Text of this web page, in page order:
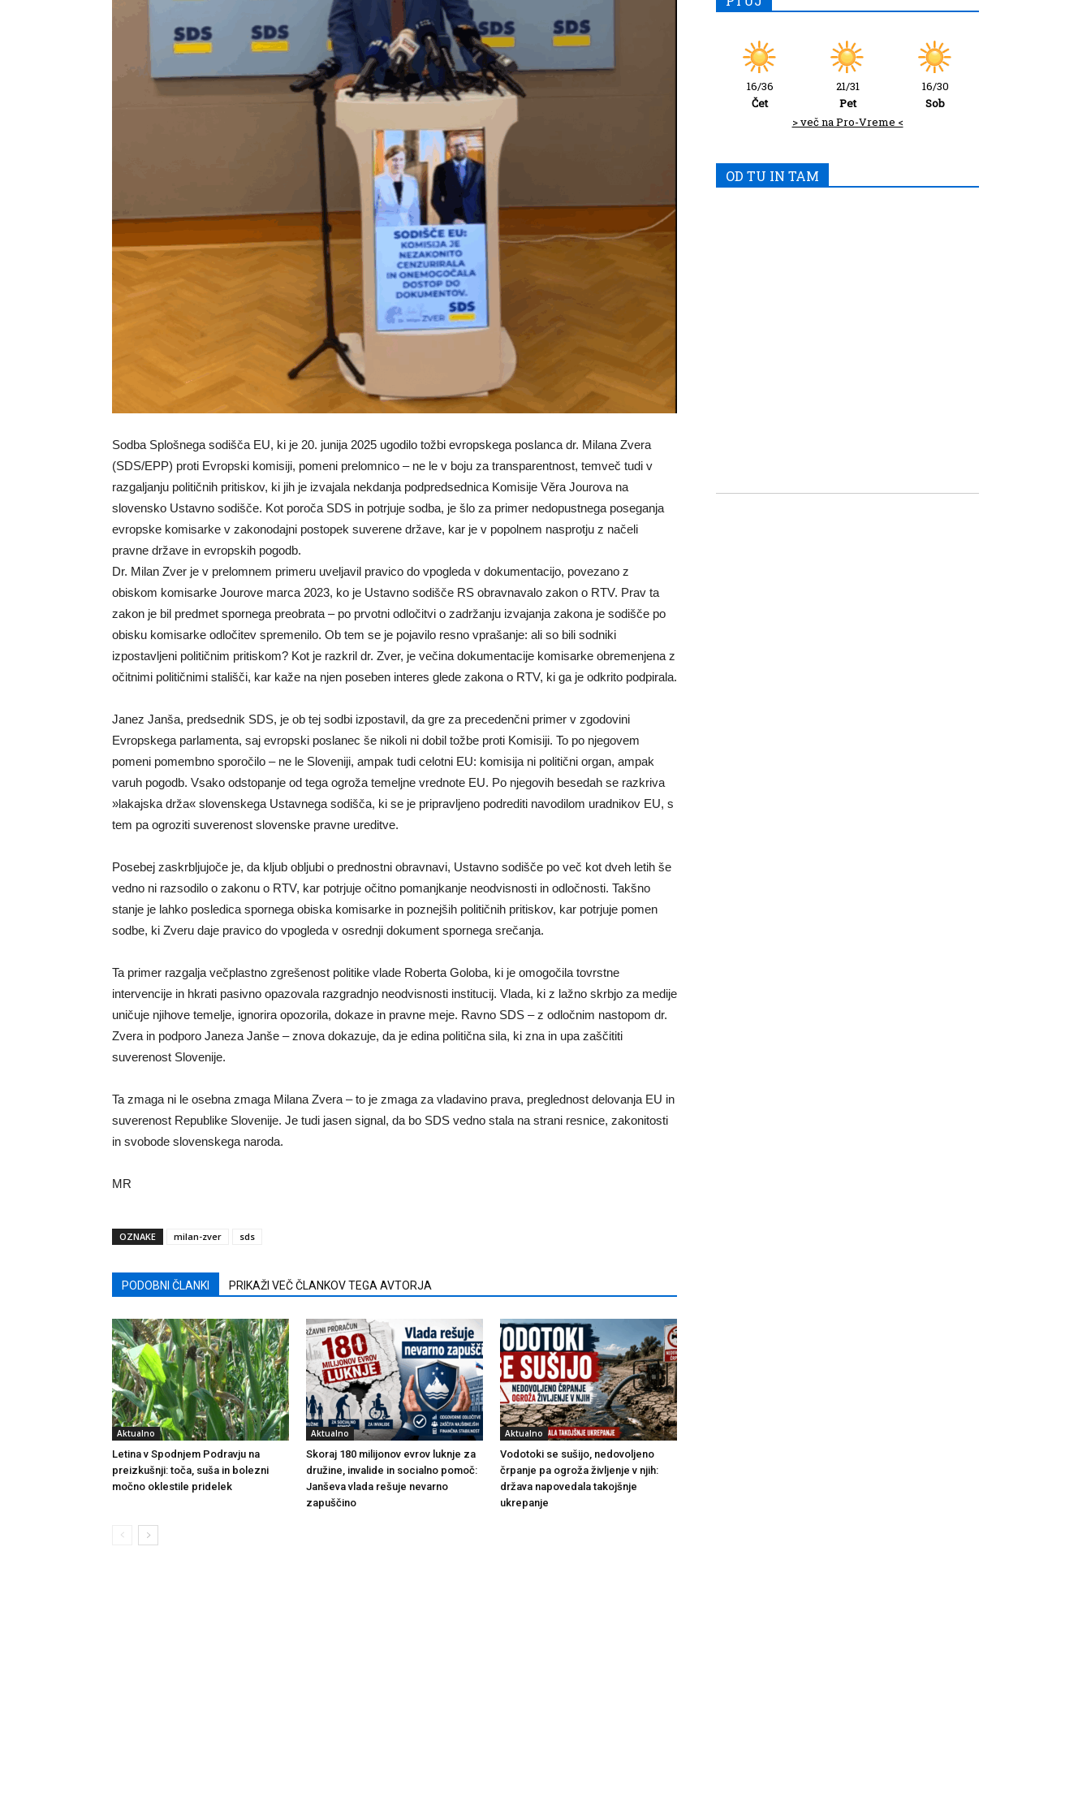
Sodba Splošnega sodišča EU, ki je 20. junija 2025 ugodilo tožbi evropskega poslanca dr. Milana Zvera
(SDS/EPP) proti Evropski komisiji, pomeni prelomnico – ne le v boju za transparentnost, temveč tudi v
razgaljanju političnih pritiskov, ki jih je izvajala nekdanja podpredsednica Komisije Věra Jourova na
slovensko Ustavno sodišče. Kot poroča SDS in potrjuje sodba, je šlo za primer nedopustnega poseganja
evropske komisarke v zakonodajni postopek suverene države, kar je v popolnem nasprotju z načeli
pravne države in evropskih pogodb.
Dr. Milan Zver je v prelomnem primeru uveljavil pravico do vpogleda v dokumentacijo, povezano z
obiskom komisarke Jourove marca 2023, ko je Ustavno sodišče RS obravnavalo zakon o RTV. Prav ta
zakon je bil predmet spornega preobrata – po prvotni odločitvi o zadržanju izvajanja zakona je sodišče po
obisku komisarke odločitev spremenilo. Ob tem se je pojavilo resno vprašanje: ali so bili sodniki
izpostavljeni političnim pritiskom? Kot je razkril dr. Zver, je večina dokumentacije komisarke obremenjena z
očitnimi političnimi stališči, kar kaže na njen poseben interes glede zakona o RTV, ki ga je odkrito podpirala.
Janez Janša, predsednik SDS, je ob tej sodbi izpostavil, da gre za precedenčni primer v zgodovini
Evropskega parlamenta, saj evropski poslanec še nikoli ni dobil tožbe proti Komisiji. To po njegovem
pomeni pomembno sporočilo – ne le Sloveniji, ampak tudi celotni EU: komisija ni politični organ, ampak
varuh pogodb. Vsako odstopanje od tega ogroža temeljne vrednote EU. Po njegovih besedah se razkriva
»lakajska drža« slovenskega Ustavnega sodišča, ki se je pripravljeno podrediti navodilom uradnikov EU, s
tem pa ogroziti suverenost slovenske pravne ureditve.
Posebej zaskrbljujoče je, da kljub obljubi o prednostni obravnavi, Ustavno sodišče po več kot dveh letih še
vedno ni razsodilo o zakonu o RTV, kar potrjuje očitno pomanjkanje neodvisnosti in odločnosti. Takšno
stanje je lahko posledica spornega obiska komisarke in poznejših političnih pritiskov, kar potrjuje pomen
sodbe, ki Zveru daje pravico do vpogleda v osrednji dokument spornega srečanja.
Ta primer razgalja večplastno zgrešenost politike vlade Roberta Goloba, ki je omogočila tovrstne
intervencije in hkrati pasivno opazovala razgradnjo neodvisnosti institucij. Vlada, ki z lažno skrbjo za medije
uničuje njihove temelje, ignorira opozorila, dokaze in pravne meje. Ravno SDS – z odločnim nastopom dr.
Zvera in podporo Janeza Janše – znova dokazuje, da je edina politična sila, ki zna in upa zaščititi
suverenost Slovenije.
Ta zmaga ni le osebna zmaga Milana Zvera – to je zmaga za vladavino prava, preglednost delovanja EU in
suverenost Republike Slovenije. Je tudi jasen signal, da bo SDS vedno stala na strani resnice, zakonitosti
in svobode slovenskega naroda.
MR
OZNAKE milan-zver sds
PODOBNI ČLANKI PRIKAŽI VEČ ČLANKOV TEGA AVTORJA
Aktualno
Letina v Spodnjem Podravju na
preizkušnji: toča, suša in bolezni
močno oklestile pridelek
Aktualno
Skoraj 180 milijonov evrov luknje za
družine, invalide in socialno pomoč:
Janševa vlada rešuje nevarno
zapuščino
Aktualno
Vodotoki se sušijo, nedovoljeno
črpanje pa ogroža življenje v njih:
država napovedala takojšnje
ukrepanje
16/36
Čet
21/31
Pet
16/30
Sob
> več na Pro-Vreme <
OD TU IN TAM